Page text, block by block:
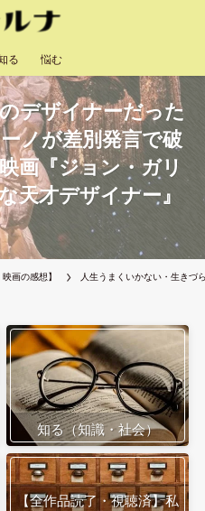
る 悩む
デザイナーだった
ノが差別発言で破
画『ジョン・ガリ
才デザイナー』
画の感想】 人生うまくいかない・生きづ
知る（知識・社会）
【全作品読了・視聴済】私